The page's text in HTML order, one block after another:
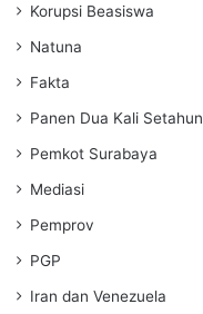
Korupsi Beasiswa
Natuna
Fakta
Panen Dua Kali Setahun
Pemkot Surabaya
Mediasi
Pemprov
PGP
Iran dan Venezuela